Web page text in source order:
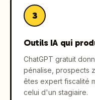
3
Outils IA qui
ChatGPT gratuit
pénalise, prospects
êtes expert fiscalité
celui d'un stagiaire.